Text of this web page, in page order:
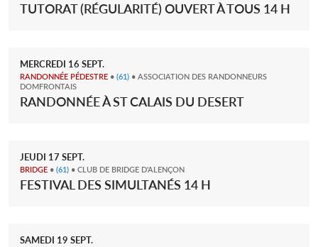
TUTORAT (RÉGULARITÉ) OUVERT À TOUS 14 H
MERCREDI 16 SEPT.
RANDONNÉE PÉDESTRE • (61) • ASSOCIATION DES RANDONNEURS
DOMFRONTAIS
RANDONNÉE À ST CALAIS DU DESERT
JEUDI 17 SEPT.
BRIDGE • (61) • CLUB DE BRIDGE D'ALENÇON
FESTIVAL DES SIMULTANÉS 14 H
SAMEDI 19 SEPT.